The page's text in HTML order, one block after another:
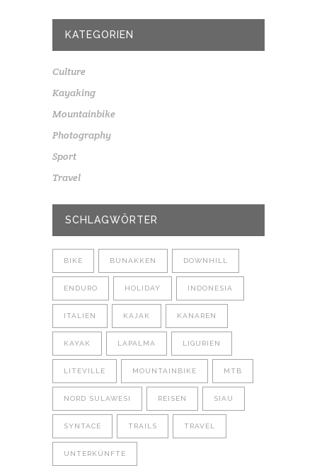
KATEGORIEN
Culture
Kayaking
Mountainbike
Photography
Sport
Travel
SCHLAGWÖRTER
BIKE BUNAKKEN DOWNHILL
ENDURO HOLIDAY INDONESIA
ITALIEN KAJAK KANAREN
KAYAK LAPALMA LIGURIEN
LITEVILLE MOUNTAINBIKE MTB
NORD SULAWESI REISEN SIAU
SYNTACE TRAILS TRAVEL
UNTERKÜNFTE